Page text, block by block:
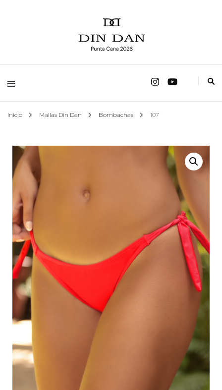
Mallas Din Dan
Inicio Mallas Din Dan Bombachas 107